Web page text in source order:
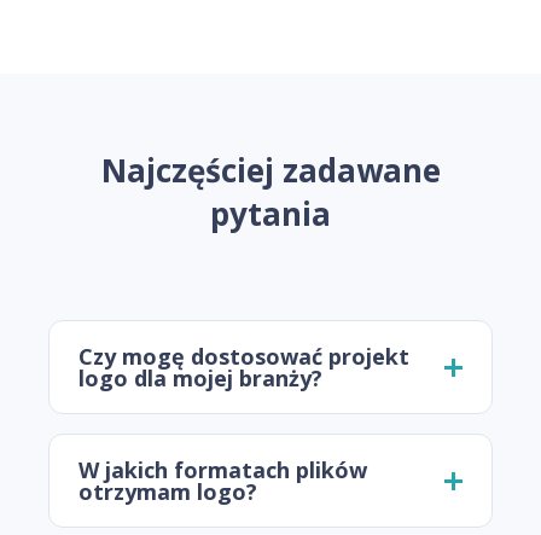
Najczęściej zadawane
pytania
Czy mogę dostosować projekt
logo dla mojej branży?
W jakich formatach plików
otrzymam logo?